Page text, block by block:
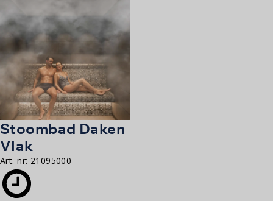
Stoombad Daken
Vlak
Art. nr: 21095000